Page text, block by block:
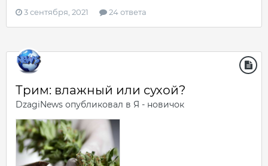
3 сентября, 2021 24 ответа
Трим: влажный или сухой?
DzagiNews опубликовал в Я - новичок